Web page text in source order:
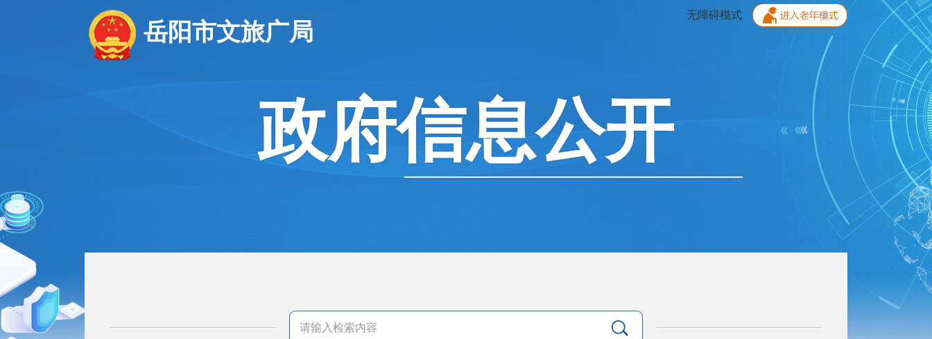
岳阳市文旅广局
无障碍模式
政府信息公开